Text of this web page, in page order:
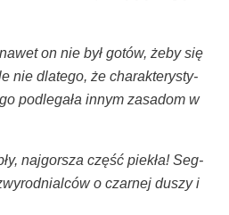
on nie był gotów, żeby się
nie dla­te­go, że cha­rak­te­ry­sty­
pod­le­ga­ła innym zasa­dom w
naj­gor­sza część pie­kła! Seg­
o czar­nej duszy i